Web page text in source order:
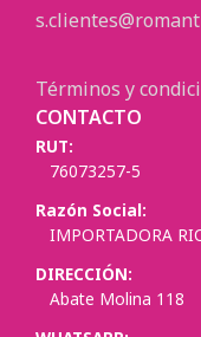
Términos y
CONTACTO
RUT:
76073257-5
Razón Social:
IMPORTADORA
DIRECCIÓN:
Abate Molina 118